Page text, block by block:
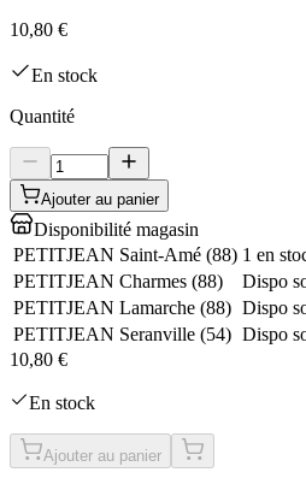
10,80 €
En stock
Quantité
Ajouter au panier
Disponibilité magasin
PETITJEAN Saint-Amé (88) 1 en
PETITJEAN Charmes (88)
Dispo
PETITJEAN Lamarche (88) Dispo
PETITJEAN Seranville (54) Dispo
10,80 €
En stock
Ajouter au panier